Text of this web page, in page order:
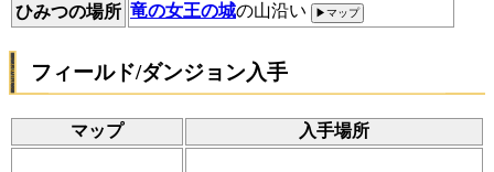
ひみつの場所 竜の女王の城の山沿い ▶マップ
フィールド/ダンジョン入手
マップ 入手場所